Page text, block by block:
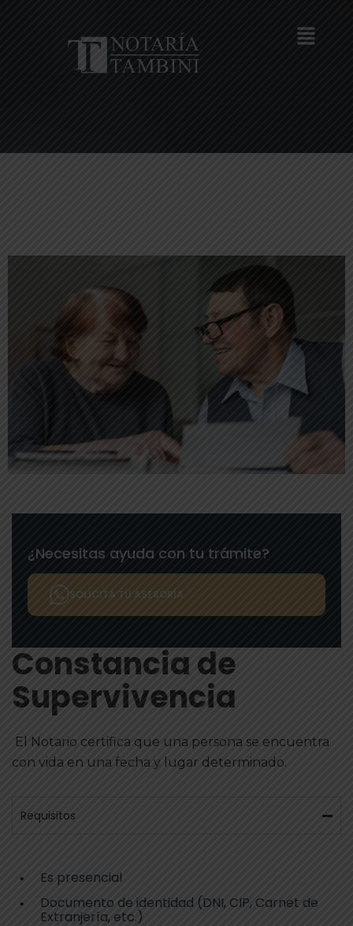
¿Necesitas ayuda con tu trámite?
SOLICITA TU ASESORÍA
Constancia de
Supervivencia
El Notario certifica que una persona se encuentra
con vida en una fecha y lugar determinado.
Requisitos
Es presencial
Documento de identidad (DNI, CIP, Carnet de
Extranjería, etc.)